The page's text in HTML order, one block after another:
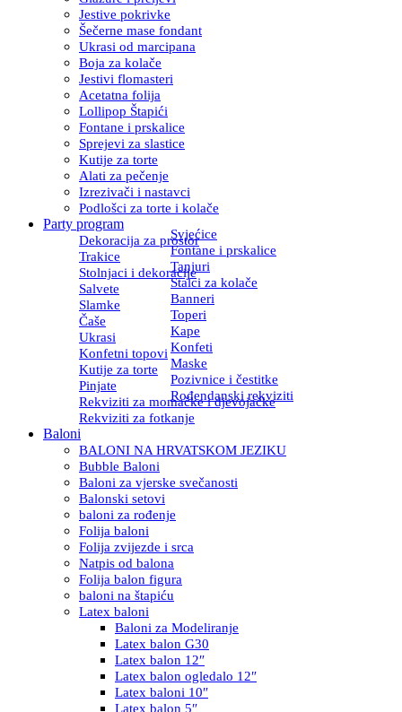
Jestive pokrivke
Šečerne mase fondant
Ukrasi od marcipana
Boja za kolače
Jestivi flomasteri
Acetatna folija
Lollipop Štapići
Fontane i prskalice
Sprejevi za slastice
Kutije za torte
Alati za pečenje
Izrezivači i nastavci
Podlošci za torte i kolače
Party program
Dekoracija za prostor
Svjećice
Trakice
Fontane i prskalice
Stolnjaci i dekoracije
Tanjuri
Salvete
Stalci za kolače
Slamke
Banneri
Čaše
Toperi
Ukrasi
Kape
Konfetni topovi Konfeti
Kutije za torte
Maske
Pinjate
Pozivnice i čestitke
Rekviziti za momačke i djevojačke
Rođendanski rekviziti
Rekviziti za fotkanje
Baloni
BALONI NA HRVATSKOM JEZIKU
Bubble Baloni
Baloni za vjerske svečanosti
Balonski setovi
baloni za rođenje
Folija baloni
Folija zvijezde i srca
Natpis od balona
Folija balon figura
baloni na štapiću
Latex baloni
Baloni za Modeliranje
Latex balon G30
Latex balon 12″
Latex balon ogledalo 12″
Latex baloni 10″
Latex balon 5″